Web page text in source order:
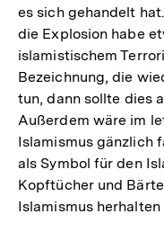
es sich gehandelt
die Explosion habe
islamistischem
Bezeichnung, die
tun, dann sollte dies
Außerdem wäre im
Islamismus gänzlich
als Symbol für den
Kopftücher und
Islamismus herhalten